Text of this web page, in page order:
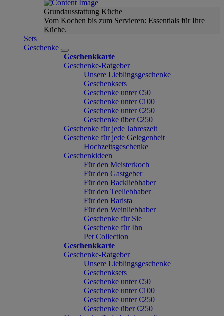
Grundausstattung Küche
Vom Kochen bis zum Servieren: Essentials für Ihre
Küche.
Sets
Geschenke
Geschenkkarte
Geschenke-Ratgeber
Unsere Lieblingsgeschenke
Geschenksets
Geschenke unter €50
Geschenke unter €100
Geschenke unter €250
Geschenke über €250
Geschenke für jede Jahreszeit
Geschenke für jede Gelegenheit
Hochzeitsgeschenke
Geschenkideen
Für den Meisterkoch
Für den Gastgeber
Für den Backliebhaber
Für den Teeliebhaber
Für den Barista
Für den Weinliebhaber
Geschenke für Sie
Geschenke für Ihn
Pet Collection
Geschenkkarte
Geschenke-Ratgeber
Unsere Lieblingsgeschenke
Geschenksets
Geschenke unter €50
Geschenke unter €100
Geschenke unter €250
Geschenke über €250